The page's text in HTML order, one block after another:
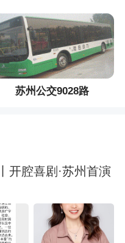
苏州公交9028路
开腔喜剧·苏州首演